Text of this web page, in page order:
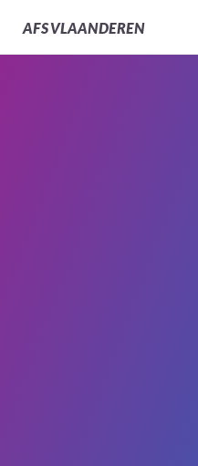
AFSVLAANDEREN